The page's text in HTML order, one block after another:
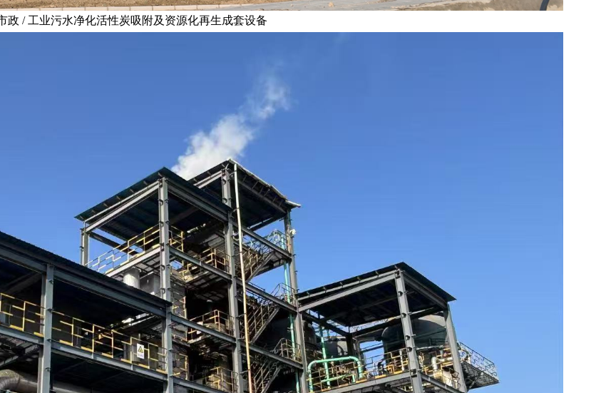
政 / 工业污水净化活性炭吸附及资源化再生成套设备